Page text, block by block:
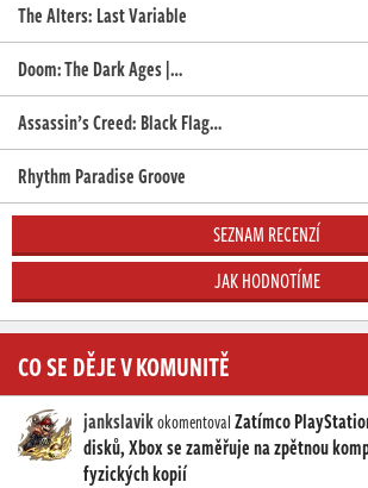
The Alters: Last Variable
Doom: The Dark Ages |…
Assassin’s Creed: Black Flag…
Rhythm Paradise Groove
SEZNAM RECENZÍ
JAK HODNOTÍME
CO SE DĚJE V KOMUNITĚ
jankslavikokomentovalZatímco
disků, Xbox se zaměřuje na zpětnou
fyzických kopií